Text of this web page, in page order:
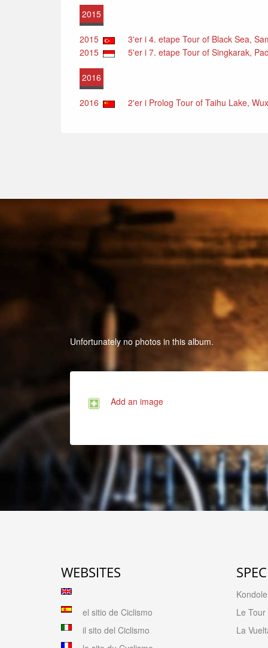
2015
2015
3'er i 4. etape Tour of Black Sea,
2015
5'er i 7. etape Tour of Singkarak,
2016
2016 2'er i Prolog Tour of Taihu Lake,
Unfortunately no photos in this album.
Add an image
WEBSITES
el sitio de Ciclismo
il sito del Ciclismo
Le Tour
La